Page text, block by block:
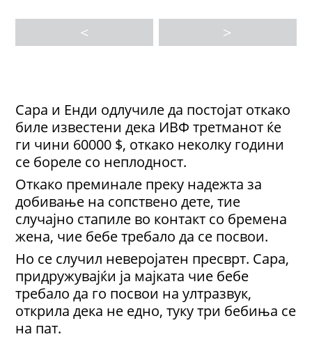
< >
Сара и Енди одлучиле да постојат откако
биле известени дека ИВФ третманот ќе
ги чини 60000 $, откако неколку години
се бореле со неплодност.
Откако преминале преку надежта за
добивање на сопствено дете, тие
случајно стапиле во контакт со бремена
жена, чие бебе требало да се посвои.
Но се случил неверојатен пресврт. Сара,
придружувајќи ја мајката чие бебе
требало да го посвои на ултразвук,
открила дека не едно, туку три бебиња се
на пат.